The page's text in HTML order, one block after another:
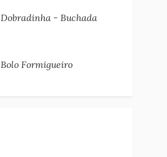
Dobradinha - Buchada
Bolo Formigueiro